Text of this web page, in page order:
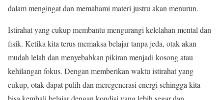
dalam mengingat dan memahami materi justru akan menurun.
Istirahat yang cukup membantu mengurangi kelelahan mental dan
fisik. Ketika kita terus memaksa belajar tanpa jeda, otak akan
mudah lelah dan menyebabkan pikiran menjadi kosong atau
kehilangan fokus. Dengan memberikan waktu istirahat yang
cukup, otak dapat pulih dan meregenerasi energi sehingga kita